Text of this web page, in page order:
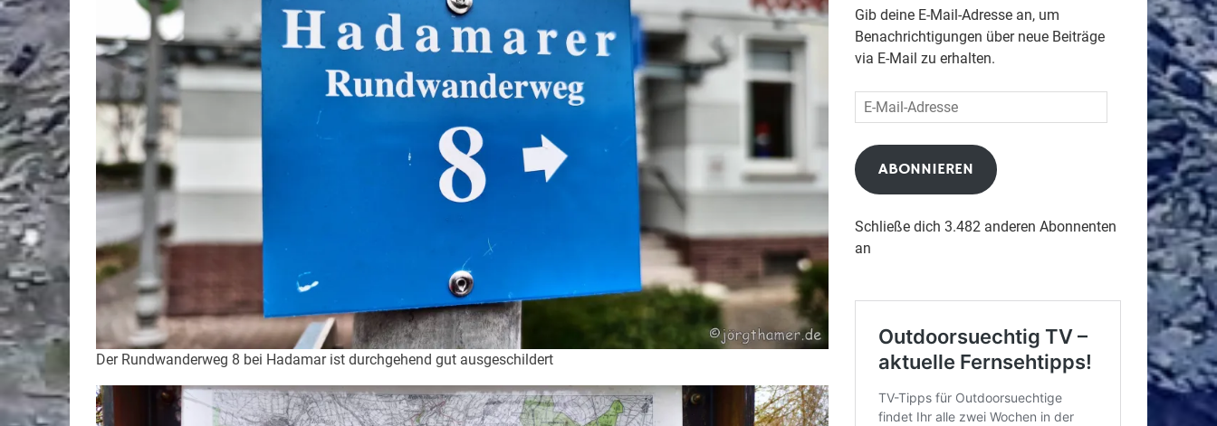
Der Rundwanderweg 8 bei Hadamar ist durchgehend gut ausgeschildert
Gib deine E-Mail-Adresse an, um
Benachrichtigungen über neue Beiträge
via E-Mail zu erhalten.
E-
Mail-
Adresse
ABONNIEREN
Schließe dich 3.482 anderen Abonnenten
an